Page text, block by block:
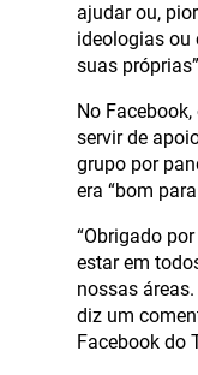
ajudar ou,
ideologias ou
suas
No
servir de
grupo por
era “bom
“Obrigado
estar em
nossas
diz um
Facebook do